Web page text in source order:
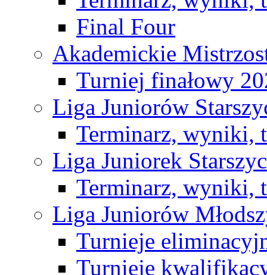
Final Four
Akademickie
Turniej finałowy
Liga Juniorów
Terminarz, wyniki,
Liga Juniorek
Terminarz, wyniki,
Liga Juniorów
Turnieje
Turnieje